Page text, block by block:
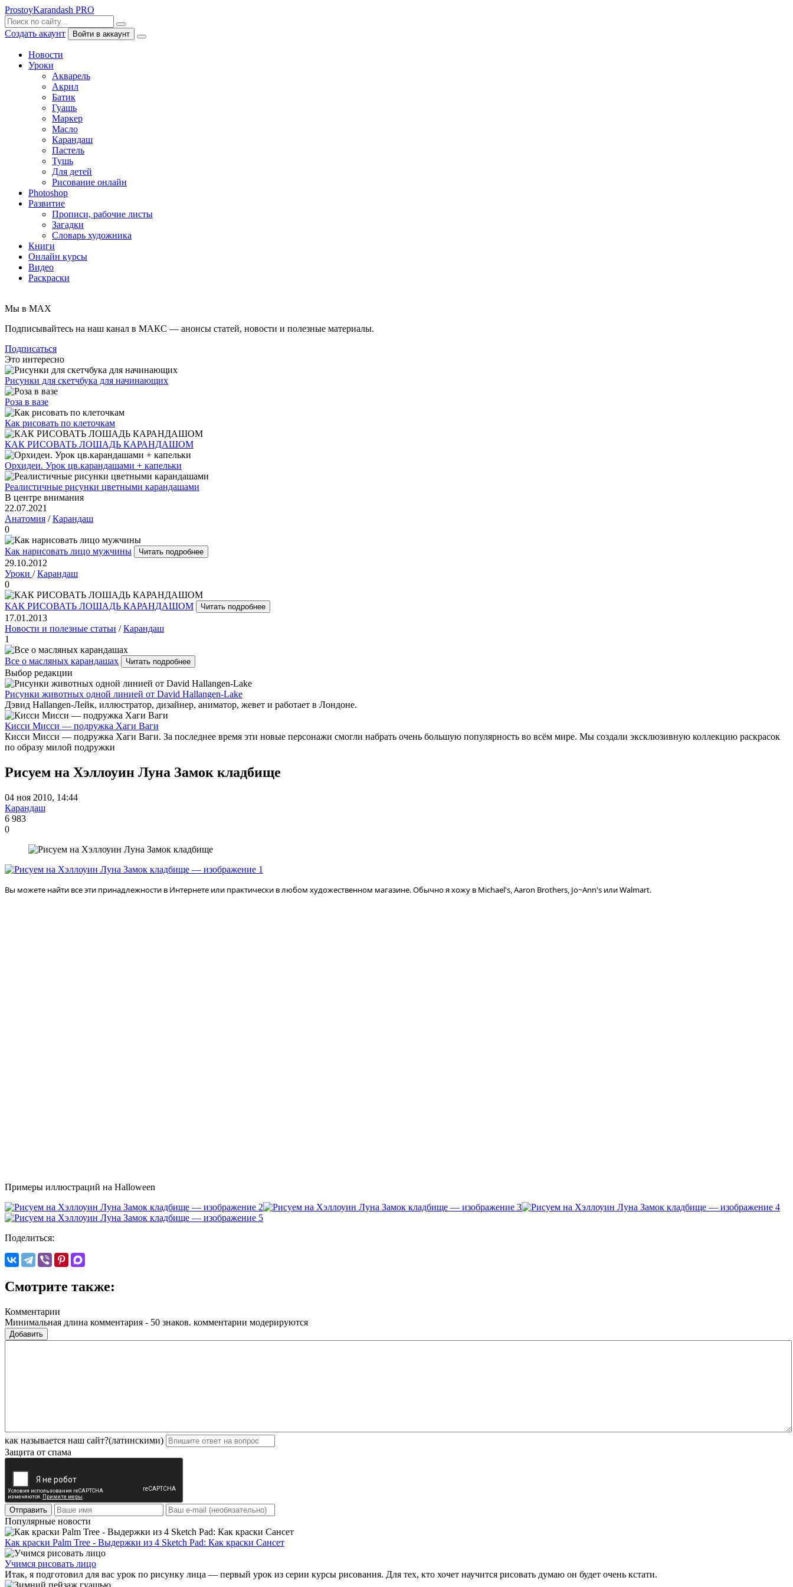
ProstoyKarandash PRO
Создать акаунт Войти в аккаунт
Новости
Уроки
Акварель
Акрил
Батик
Гуашь
Маркер
Масло
Карандаш
Пастель
Тушь
Для детей
Рисование онлайн
Photoshop
Развитие
Прописи, рабочие листы
Загадки
Словарь художника
Книги
Онлайн курсы
Видео
Раскраски
Мы в MAX
Подписывайтесь на наш канал в МАКС — анонсы статей, новости и полезные материалы.
Подписаться
Это интересно
Рисунки для скетчбука для начинающих
Роза в вазе
Как рисовать по клеточкам
КАК РИСОВАТЬ ЛОШАДЬ КАРАНДАШОМ
Орхидеи. Урок цв.карандашами + капельки
Реалистичные рисунки цветными карандашами
В центре внимания
22.07.2021
Анатомия /Карандаш
0
Как нарисовать лицо мужчины Читать подробнее
29.10.2012
Уроки /Карандаш
0
КАК РИСОВАТЬ ЛОШАДЬ КАРАНДАШОМ Читать подробнее
17.01.2013
Новости и полезные статьи /Карандаш
1
Все о масляных карандашах Читать подробнее
Выбор редакции
Рисунки животных одной линией от David Hallangen-Lake
Дэвид Hallangen-Лейк, иллюстратор, дизайнер, аниматор, жевет и работает в Лондоне.
Кисси Мисси — подружка Хаги Ваги
Кисси Мисси — подружка Хаги Ваги. За последнее время эти новые персонажи смогли набрать очень большую популярность во всём мире. Мы создали эксклюзивную коллекцию раскрасок
по образу милой подружки
Рисуем на Хэллоуин Луна Замок кладбище
04 ноя 2010, 14:44
Карандаш
6 983
0
Вы можете найти все эти принадлежности в Интернете или практически в любом художественном магазине. Обычно я хожу в Michael's, Aaron Brothers, Jo~Ann's или Walmart.
Примеры иллюстраций на Halloween
Поделиться:
Смотрите также:
Комментарии
Минимальная длина комментария - 50 знаков. комментарии модерируются
Добавить
как называется наш сайт?(латинскими)
Защита от спама
Отправить
Популярные новости
Как краски Palm Tree - Выдержки из 4 Sketch Pad: Как краски Сансет
Учимся рисовать лицо
Итак, я подготовил для вас урок по рисунку лица — первый урок из серии курсы рисования. Для тех, кто хочет научится рисовать думаю он будет очень кстати.